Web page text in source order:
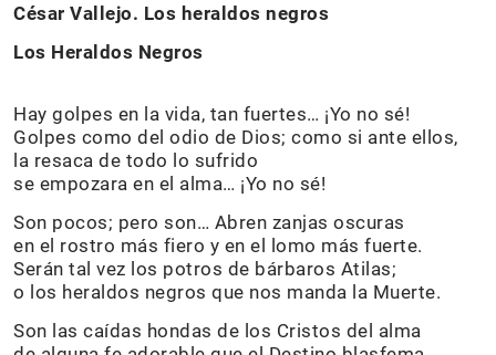
César Vallejo. Los heraldos negros
Los Heraldos Negros
Hay golpes en la vida, tan fuertes… ¡Yo no sé!
Golpes como del odio de Dios; como si ante ellos,
la resaca de todo lo sufrido
se empozara en el alma… ¡Yo no sé!
Son pocos; pero son… Abren zanjas oscuras
en el rostro más fiero y en el lomo más fuerte.
Serán tal vez los potros de bárbaros Atilas;
o los heraldos negros que nos manda la Muerte.
Son las caídas hondas de los Cristos del alma